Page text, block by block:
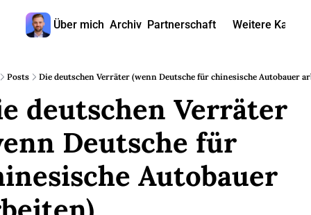
Über mich Archiv Partnerschaft Weitere Kanäle
🎧
Posts Die deutschen Verräter (wenn Deutsche für chinesische Autobauer
deutschen Verräter
Deutsche für
Autobauer